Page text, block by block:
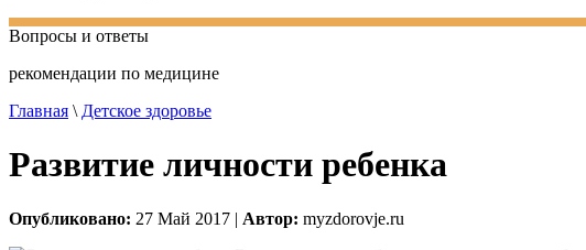
Вопросы и ответы
рекомендации по медицине
Главная \ Детское здоровье
Развитие личности ребенка
Опубликовано: 27 Май 2017 | Автор: myzdorovje.ru